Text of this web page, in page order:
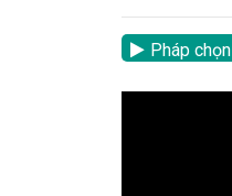
Pháp chọn